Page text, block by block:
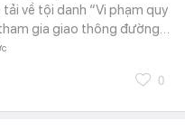
tải về tội danh “Vi phạm quy
gia giao thông đường…
0